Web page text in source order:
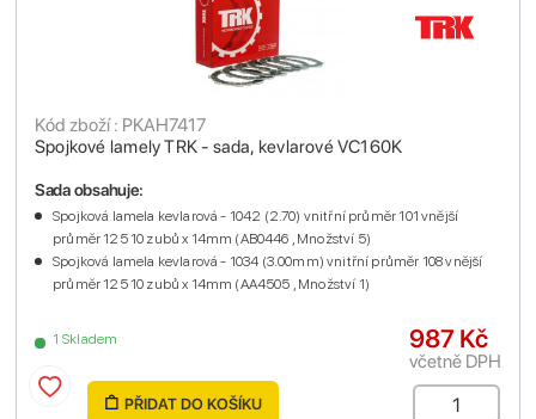
Spojkové lamely TRK - sada, kevlarové VC160K
Kód zboží : PKAH7417
1 Skladem
Sada obsahuje:
Spojková lamela kevlarová - 1042 (2.70) vnitřní průměr 101 vnější
průměr 125 10 zubů x 14mm (AB0446 , Množství 5)
Spojková lamela kevlarová - 1034 (3.00mm) vnitřní průměr 108 vnější
průměr 125 10 zubů x 14mm (AA4505 , Množství 1)
987 Kč
včetně DPH
PŘIDAT DO KOŠÍKU